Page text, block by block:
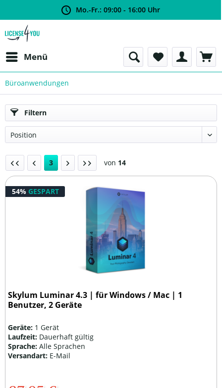
Mo.-Fr.: 09:00 - 16:00 Uhr
Menü
Büroanwendungen
Filtern
3 von 14
54% GESPART
Skylum Luminar 4.3 | für Windows / Mac | 1
Benutzer, 2 Geräte
Geräte: 1 Gerät
Laufzeit: Dauerhaft gültig
Sprache:Alle Sprachen
Versandart: E-Mail